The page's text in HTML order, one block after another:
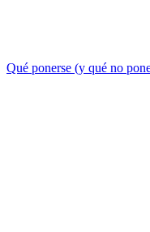
Qué ponerse (y qué no